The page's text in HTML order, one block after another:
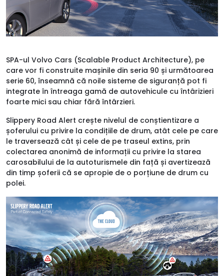
SPA-ul Volvo Cars (Scalable Product Architecture), pe
care vor fi construite mașinile din seria 90 și următoarea
serie 60, înseamnă că noile sisteme de siguranță pot fi
integrate în întreaga gamă de autovehicule cu întârizieri
foarte mici sau chiar fără întârzieri.
Slippery Road Alert crește nivelul de conștientizare a
șoferului cu privire la condițiile de drum, atât cele pe care
le traversează cât și cele de pe traseul extins, prin
colectarea anonimă de informații cu privire la starea
carosabilului de la autoturismele din față și avertizează
din timp șoferii că se apropie de o porțiune de drum cu
polei.